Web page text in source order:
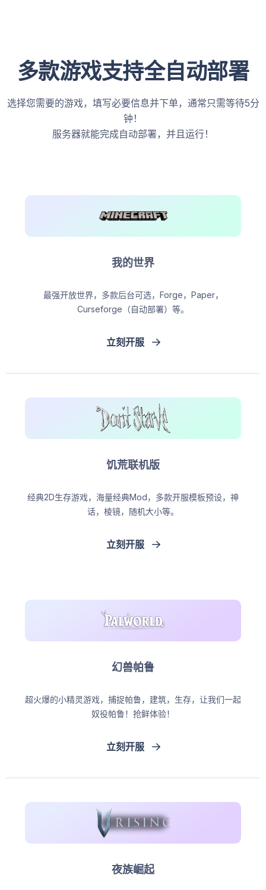
多款游戏支持全自动部署
选择您需要的游戏，填写必要信息并下单，通常只需等待5分
钟！
服务器就能完成自动部署，并且运行！
我的世界
最强开放世界，多款后台可选，Forge，Paper，
Curseforge（自动部署）等。
立刻开服
饥荒联机版
经典2D生存游戏，海量经典Mod，多款开服模板预设，神
话，棱镜，随机大小等。
立刻开服
幻兽帕鲁
超火爆的小精灵游戏，捕捉帕鲁，建筑，生存，让我们一起
奴役帕鲁！抢鲜体验！
立刻开服
夜族崛起